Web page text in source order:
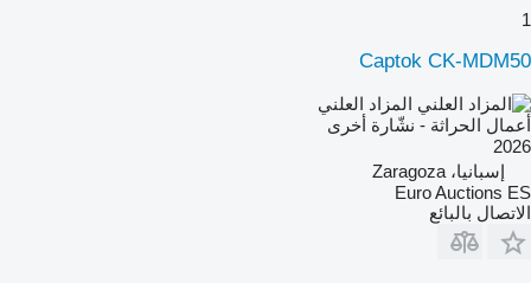
1
Captok CK-MDM50
المزاد العلني
أعمال الحراثة - نشّارة أخرى
2026
إسبانيا، Zaragoza
Euro Auctions ES
الاتصال بالبائع